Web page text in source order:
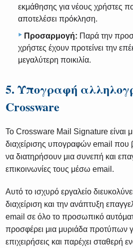
εκμάθησης για νέους χρήστες
αποτελέσει πρόκληση.
Προσαρμογή: Παρά την
χρήστες έχουν προτείνει την
μεγαλύτερη ποικιλία.
5. Υπογραφή
Crossware
Το Crossware Mail Signature είναι
διαχείρισης υπογραφών email που
να διατηρήσουν μια συνεπή και
επικοινωνίες τους μέσω email.
Αυτό το ισχυρό εργαλείο
διαχείριση και την ανάπτυξη
email σε όλο το προσωπικό
προσφέρει μια μυριάδα προτύπων
επιχειρήσεις και παρέχει σταθερή